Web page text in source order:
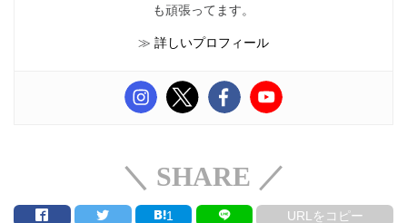
も頑張ってます。
≫ 詳しいプロフィール
＼ SHARE ／
1 URLをコピー